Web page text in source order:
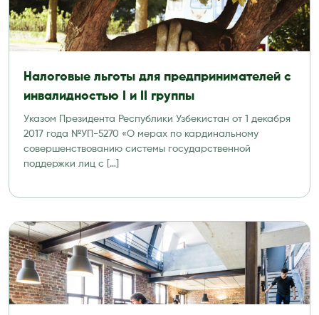
Налоговые льготы для предпринимателей с
инвалидностью I и II группы
Указом Президента Республики Узбекистан от 1 декабря
2017 года №УП-5270 «О мерах по кардинальному
совершенствованию системы государственной
поддержки лиц с […]